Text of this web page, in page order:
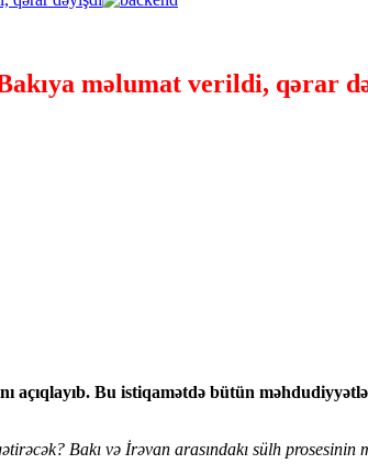
məlumat verildi, qərar
Bu istiqamətdə bütün
Bakı və İrəvan arasındakı sülh